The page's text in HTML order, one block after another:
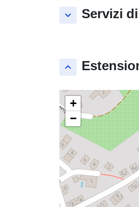
keyboard_arrow_down Servizi
keyboard_arrow_up
+
−